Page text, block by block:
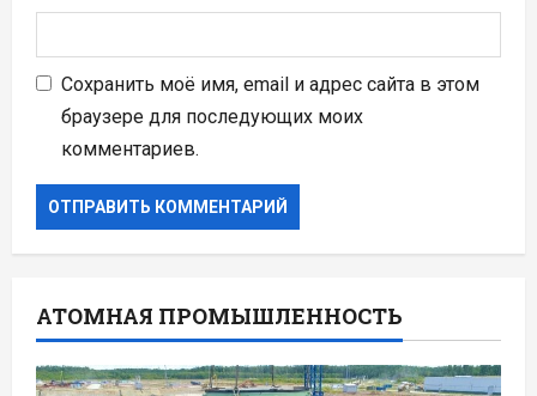
Сохранить моё имя, email и адрес сайта в этом
браузере для последующих моих
комментариев.
АТОМНАЯ ПРОМЫШЛЕННОСТЬ